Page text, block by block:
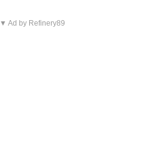
▼ Ad by Refinery89